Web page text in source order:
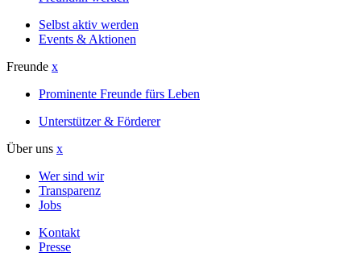
Selbst aktiv werden
Events & Aktionen
Freunde x
Prominente Freunde fürs Leben
Unterstützer & Förderer
Über uns x
Wer sind wir
Transparenz
Jobs
Kontakt
Presse